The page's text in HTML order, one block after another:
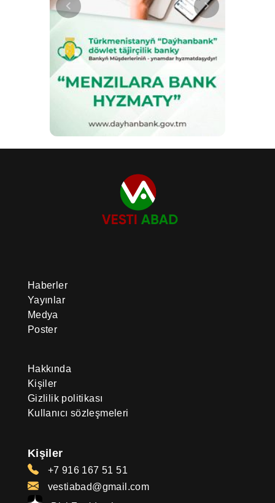
Haberler
Yayınlar
Medya
Poster
Hakkında
Kişiler
Gizlilik politikası
Kullanıcı sözleşmeleri
Kişiler
+7 916 167 51 51
vestiabad@gmail.com